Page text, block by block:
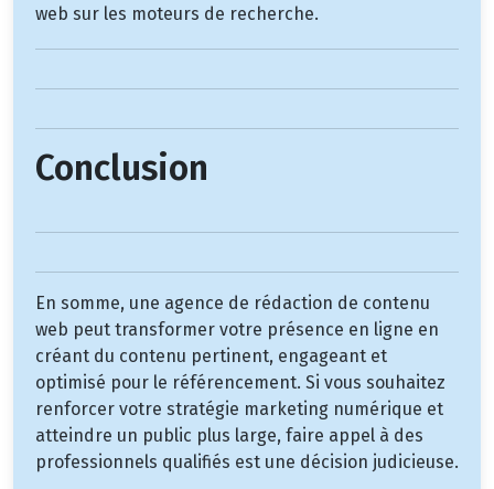
web sur les moteurs de recherche.
Conclusion
En somme, une agence de rédaction de contenu
web peut transformer votre présence en ligne en
créant du contenu pertinent, engageant et
optimisé pour le référencement. Si vous souhaitez
renforcer votre stratégie marketing numérique et
atteindre un public plus large, faire appel à des
professionnels qualifiés est une décision judicieuse.